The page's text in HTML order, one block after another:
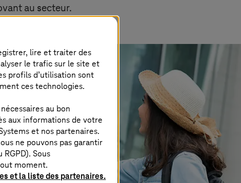
au secteur.
lire et traiter des
le trafic sur le site et
profils d’utilisation sont
ces technologies.
au bon
aux informations de votre
et nos partenaires.
ne pouvons pas garantir
Sous
moment.
et la liste des partenaires.